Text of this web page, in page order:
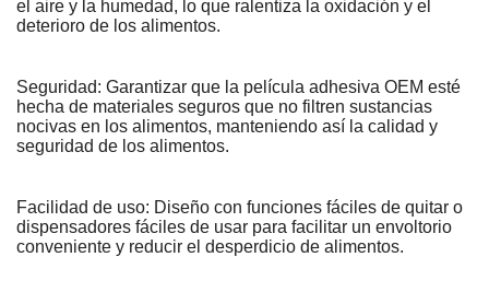
el aire y la humedad, lo que ralentiza la oxidación y el
deterioro de los alimentos.
Seguridad: Garantizar que la película adhesiva OEM esté
hecha de materiales seguros que no filtren sustancias
nocivas en los alimentos, manteniendo así la calidad y
seguridad de los alimentos.
Facilidad de uso: Diseño con funciones fáciles de quitar o
dispensadores fáciles de usar para facilitar un envoltorio
conveniente y reducir el desperdicio de alimentos.